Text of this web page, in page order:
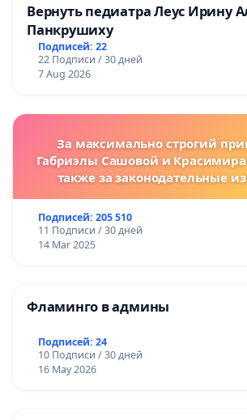
Вернуть педиатра Леус Ирину
Панкрушиху
Подписей: 22
22 Подписи / 30 дней
7 Aug 2026
За максимально строгий
Габриэлы Сашовой и Красимира
также за законодательные
за преступления против
Подписей: 205 510
11 Подписи / 30 дней
14 Mar 2025
Фламинго в админы
Подписей: 24
10 Подписи / 30 дней
16 May 2026